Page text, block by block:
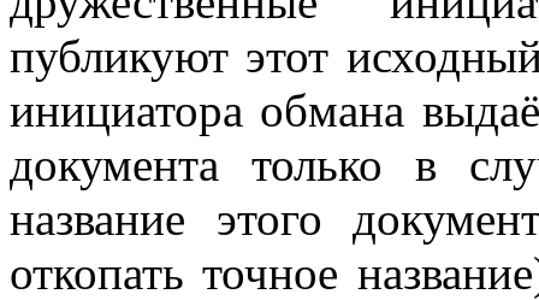
публикуют этот
инициатора обмана
документа только в
название этого
откопать точное